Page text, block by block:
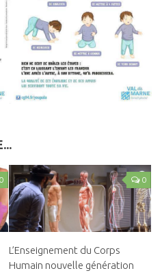
0 0
L’Enseignement du Corps
Humain nouvelle génération